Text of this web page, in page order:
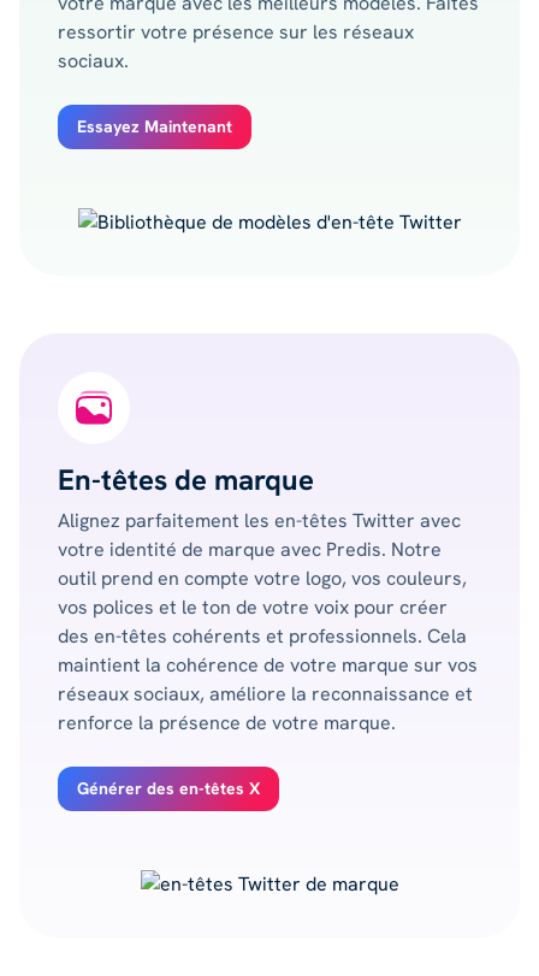
ressortir votre présence sur les réseaux
sociaux.
Essayez Maintenant
En-têtes de marque
Alignez parfaitement les en-têtes Twitter avec
votre identité de marque avec Predis. Notre
outil prend en compte votre logo, vos couleurs,
vos polices et le ton de votre voix pour créer
des en-têtes cohérents et professionnels. Cela
maintient la cohérence de votre marque sur vos
réseaux sociaux, améliore la reconnaissance et
renforce la présence de votre marque.
Générer des en-têtes X